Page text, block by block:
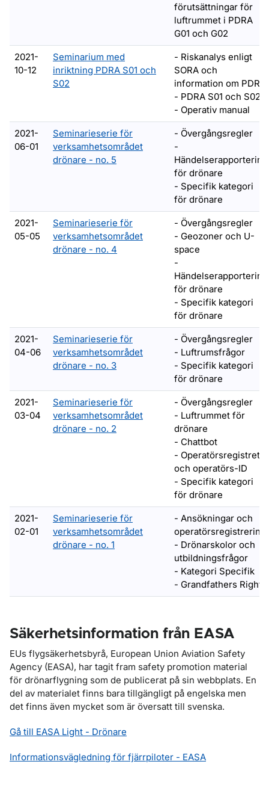
förutsättningar för
luftrummet i PDRA
G01 och G02
2021-
10-12
Seminarium med
inriktning PDRA S01 och
S02
- Riskanalys enligt
SORA och
information om PDRA
- PDRA S01 och S02
- Operativ manual
2021-
06-01
Seminarieserie för
verksamhetsområdet
drönare - no. 5
- Övergångsregler
-
Händelserapportering
för drönare
- Specifik kategori
för drönare
2021-
05-05
Seminarieserie för
verksamhetsområdet
drönare - no. 4
- Övergångsregler
- Geozoner och U-
space
-
Händelserapportering
för drönare
- Specifik kategori
för drönare
2021-
04-06
Seminarieserie för
verksamhetsområdet
drönare - no. 3
- Övergångsregler
- Luftrumsfrågor
- Specifik kategori
för drönare
2021-
03-04
Seminarieserie för
verksamhetsområdet
drönare - no. 2
- Övergångsregler
- Luftrummet för
drönare
- Chattbot
- Operatörsregistret
och operatörs-ID
- Specifik kategori
för drönare
2021-
02-01
Seminarieserie för
verksamhetsområdet
drönare - no. 1
- Ansökningar och
operatörsregistrering
- Drönarskolor och
utbildningsfrågor
- Kategori Specifik
- Grandfathers Rights
Säkerhetsinformation från EASA
EUs flygsäkerhetsbyrå, European Union Aviation Safety
Agency (EASA), har tagit fram safety promotion material
för drönarflygning som de publicerat på sin webbplats. En
del av materialet finns bara tillgängligt på engelska men
det finns även mycket som är översatt till svenska.
Gå till EASA Light - Drönare
Informationsvägledning för fjärrpiloter - EASA